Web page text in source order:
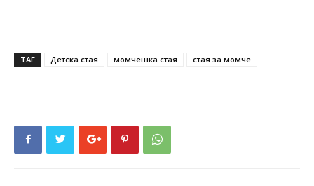
ТАГ Детска стая момчешка стая стая за момче